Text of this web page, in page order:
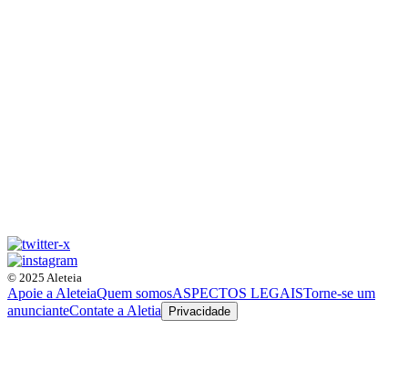
© 2025 Aleteia
Apoie a AleteiaQuem somosASPECTOS LEGAISTorne-se um
anuncianteContate a Aletia Privacidade